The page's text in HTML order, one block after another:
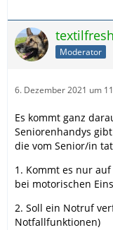
Moderator
6. Dezember 2021 um
Es kommt ganz
Seniorenhandys
die vom Senior/in
1. Kommt es nur
bei motorischen
2. Soll ein Notruf
Notfallfunktionen)